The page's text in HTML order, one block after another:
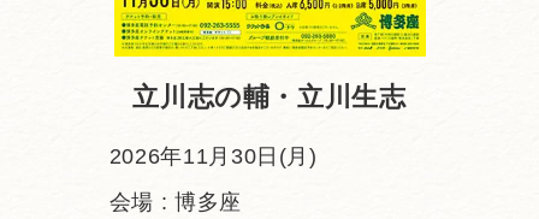
立川志の輔・立川生志
2026年11月30日(月)
会場 : 博多座